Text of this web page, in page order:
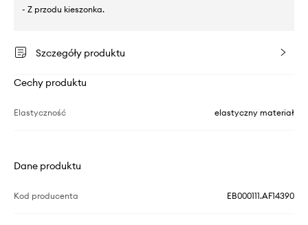
- Z przodu kieszonka.
Szczegóły produktu
Cechy produktu
Elastyczność elastyczny materiał
Dane produktu
Kod producenta EB000111.AF14390